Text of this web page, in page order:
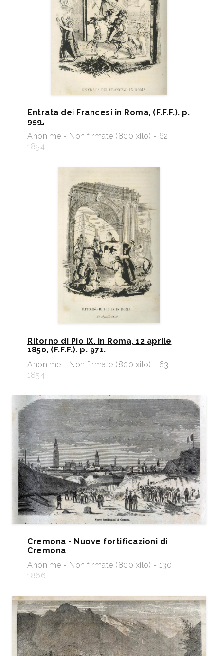
Entrata dei Francesi in Roma, (F.F.F.). p.
959.
Anonime - Non firmate (800 xilo) - 62
1854
Ritorno di Pio IX. in Roma, 12 aprile
1850, (F.F.F.). p. 971.
Anonime - Non firmate (800 xilo) - 63
1854
Cremona - Nuove fortificazioni di
Cremona
Anonime - Non firmate (800 xilo) - 130
1866